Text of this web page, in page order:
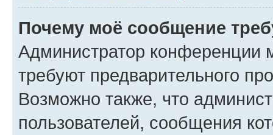
Почему моё сообщение
Администратор конференции
требуют предварительного
Возможно также, что
пользователей, сообщения